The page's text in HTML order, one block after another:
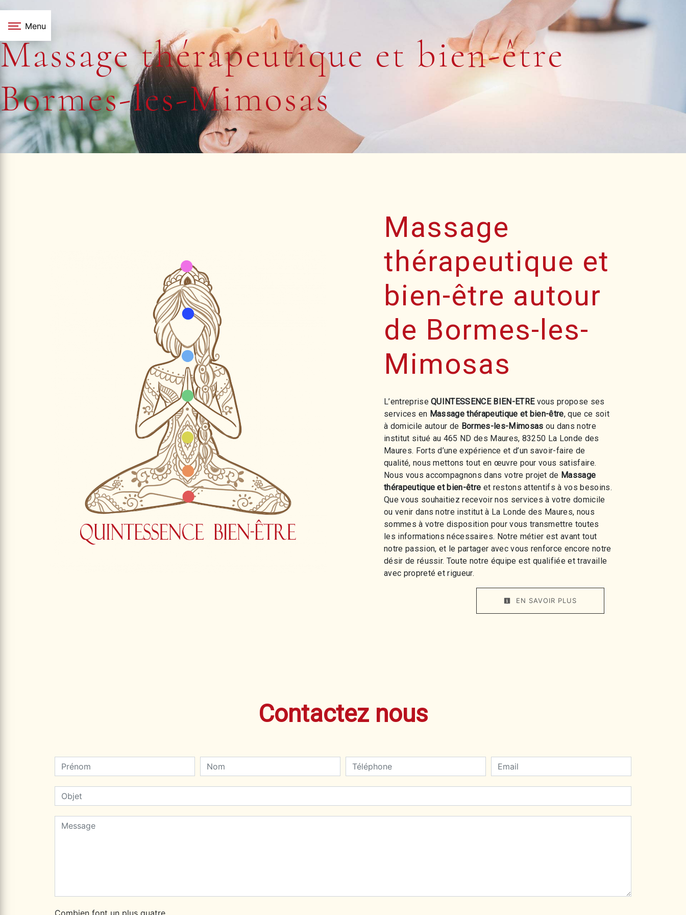
Menu
Massage thérapeutique et bien-être
Bormes-les-Mimosas
Massage
thérapeutique et
bien-être autour
de Bormes-les-
Mimosas
L’entrepriseQUINTESSENCE BIEN-ETREvous propose ses
services en Massage thérapeutique et bien-être, que ce soit
à domicile autour de Bormes-les-Mimosas ou dans notre
institut situé au 465 ND des Maures, 83250 La Londe des
Maures. Forts d’une expérience et d’un savoir-faire de
qualité, nous mettons tout en œuvre pour vous satisfaire.
Nous vous accompagnons dans votre projet de Massage
thérapeutique et bien-être et restons attentifs à vos besoins.
Que vous souhaitiez recevoir nos services à votre domicile
ou venir dans notre institut à La Londe des Maures, nous
sommes à votre disposition pour vous transmettre toutes
les informations nécessaires. Notre métier est avant tout
notre passion, et le partager avec vous renforce encore notre
désir de réussir. Toute notre équipe est qualifiée et travaille
avec propreté et rigueur.
EN SAVOIR PLUS
Contactez nous
Combien font un plus quatre